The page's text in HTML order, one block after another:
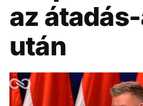
KÖZÉLET
ÉLETMÓD
BESZÉLGETÉSEK
VIDEÓ
GASZTRO
az
után